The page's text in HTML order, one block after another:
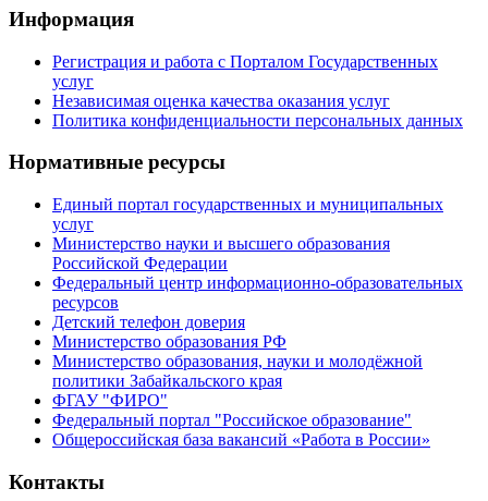
Информация
Регистрация и работа с Порталом Государственных
услуг
Независимая оценка качества оказания услуг
Политика конфиденциальности персональных данных
Нормативные ресурсы
Единый портал государственных и муниципальных
услуг
Министерство науки и высшего образования
Российской Федерации
Федеральный центр информационно-образовательных
ресурсов
Детский телефон доверия
Министерство образования РФ
Министерство образования, науки и молодёжной
политики Забайкальского края
ФГАУ "ФИРО"
Федеральный портал "Российское образование"
Общероссийская база вакансий «Работа в России»
Контакты